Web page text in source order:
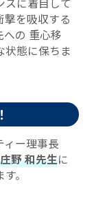
スに着目して
を吸収する
の 重心移
状態に保ちま
ィー理事長
野 和先生に
。